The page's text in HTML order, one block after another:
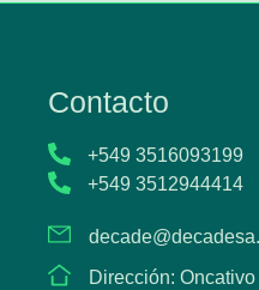
Contacto
+549 3516093199
+549 3512944414
Dirección: